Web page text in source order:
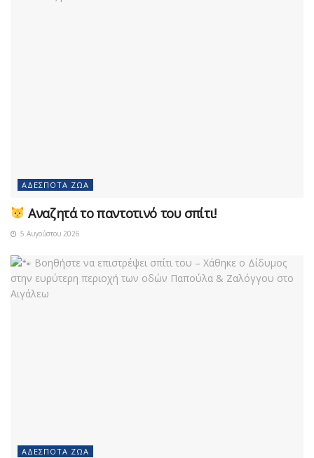
ΑΔΈΣΠΟΤΑ ΖΏΑ
Αναζητά το παντοτινό του σπίτι!
5 Αυγούστου 2026
ΑΔΈΣΠΟΤΑ ΖΏΑ